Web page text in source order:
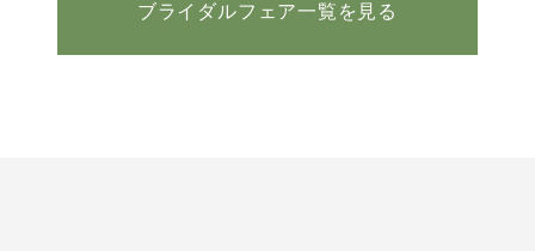
ブライダルフェア一覧を見る